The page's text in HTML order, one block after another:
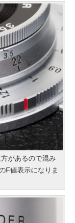
があるので混み
F値表示になりま